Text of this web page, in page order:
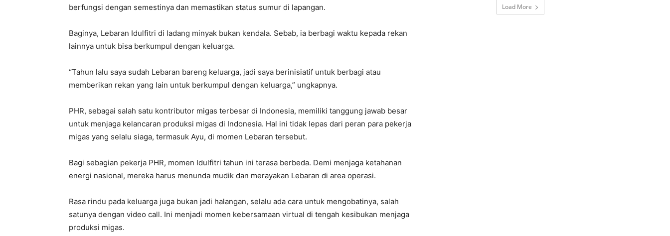
berfungsi dengan semestinya dan memastikan status sumur di lapangan.
Baginya, Lebaran Idulfitri di ladang minyak bukan kendala. Sebab, ia berbagi waktu kepada rekan
lainnya untuk bisa berkumpul dengan keluarga.
“Tahun lalu saya sudah Lebaran bareng keluarga, jadi saya berinisiatif untuk berbagi atau
memberikan rekan yang lain untuk berkumpul dengan keluarga,” ungkapnya.
PHR, sebagai salah satu kontributor migas terbesar di Indonesia, memiliki tanggung jawab besar
untuk menjaga kelancaran produksi migas di Indonesia. Hal ini tidak lepas dari peran para pekerja
migas yang selalu siaga, termasuk Ayu, di momen Lebaran tersebut.
Bagi sebagian pekerja PHR, momen Idulfitri tahun ini terasa berbeda. Demi menjaga ketahanan
energi nasional, mereka harus menunda mudik dan merayakan Lebaran di area operasi.
Rasa rindu pada keluarga juga bukan jadi halangan, selalu ada cara untuk mengobatinya, salah
satunya dengan video call. Ini menjadi momen kebersamaan virtual di tengah kesibukan menjaga
produksi migas.
Load More